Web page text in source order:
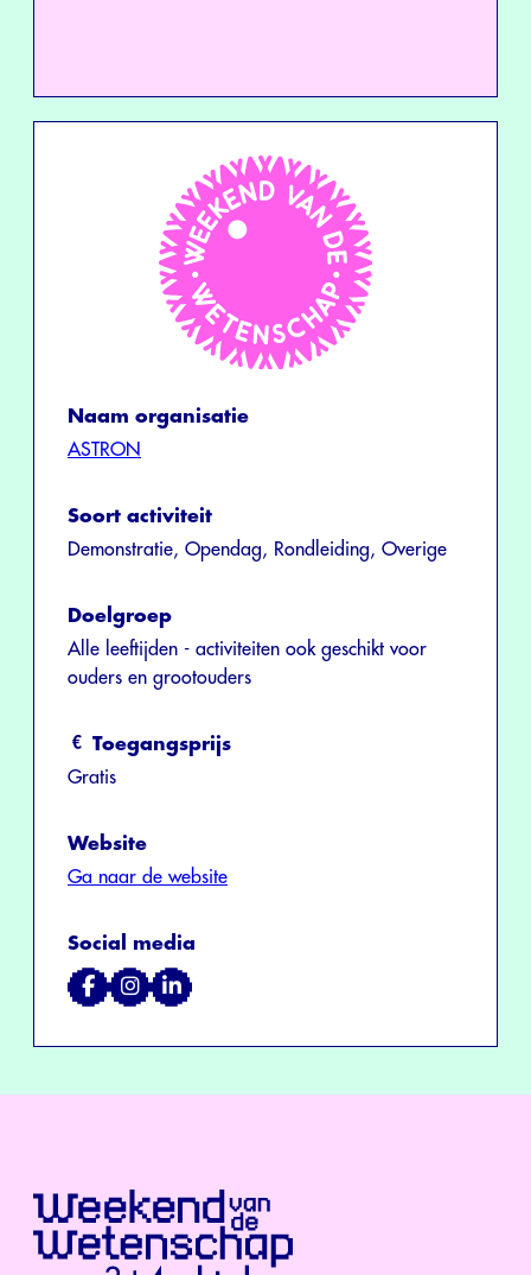
Naam organisatie
ASTRON
Soort activiteit
Demonstratie, Opendag, Rondleiding, Overige
Doelgroep
Alle leeftijden - activiteiten ook geschikt voor
ouders en grootouders
Toegangsprijs
Gratis
Website
Ga naar de website
Social media